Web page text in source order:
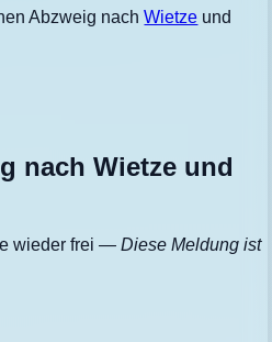
Abzweig nachWietze und
nach Wietze und
wieder frei— Diese Meldung ist